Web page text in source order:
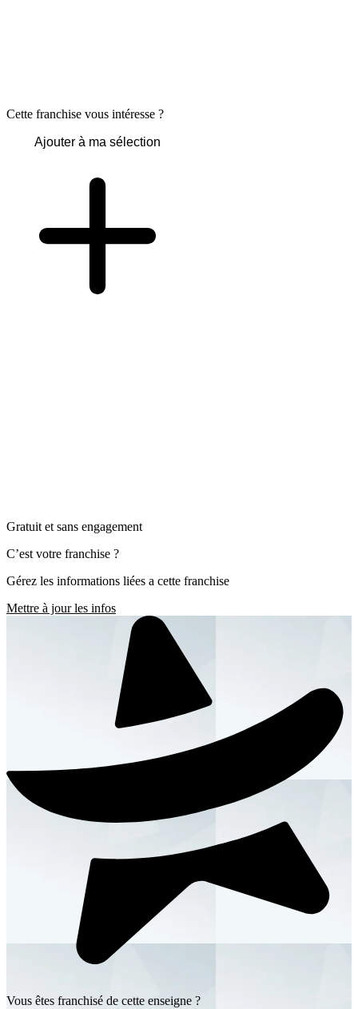
Cette franchise vous intéresse ?
Ajouter à ma sélection
Gratuit et sans engagement
C’est votre franchise ?
Gérez les informations liées a cette franchise
Mettre à jour les infos
Vous êtes franchisé de cette enseigne ?